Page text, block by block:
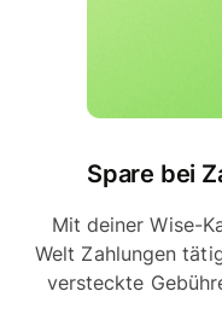
Spare bei
Mit deiner Wise-
Welt Zahlungen
versteckte